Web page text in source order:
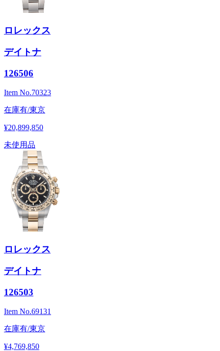
ロレックス
デイトナ
126506
Item No.70323
在庫有/東京
¥20,899,850
未使用品
ロレックス
デイトナ
126503
Item No.69131
在庫有/東京
¥4,769,850